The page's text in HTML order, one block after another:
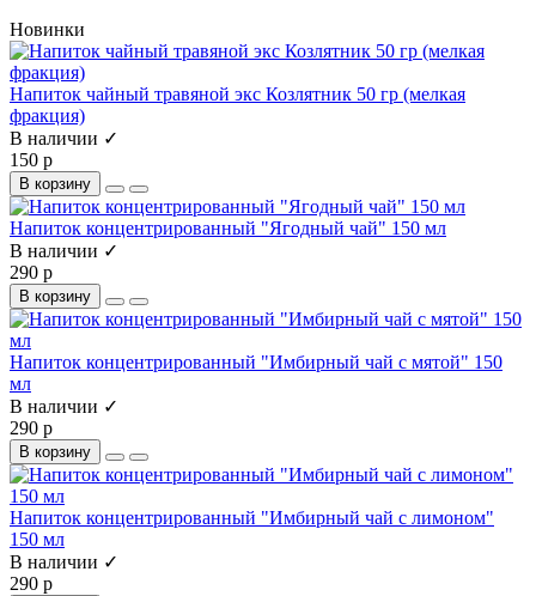
Новинки
Напиток чайный травяной экс Козлятник 50 гр (мелкая
фракция)
В наличии ✓
150 р
В корзину
Напиток концентрированный "Ягодный чай" 150 мл
В наличии ✓
290 р
В корзину
Напиток концентрированный "Имбирный чай с мятой" 150
мл
В наличии ✓
290 р
В корзину
Напиток концентрированный "Имбирный чай с лимоном"
150 мл
В наличии ✓
290 р